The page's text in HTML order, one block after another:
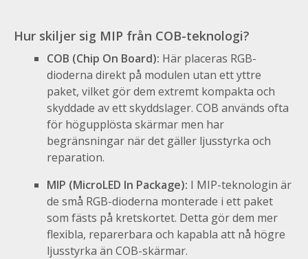
Hur skiljer sig MIP från COB-teknologi?
COB (Chip On Board): Här placeras RGB-
dioderna direkt på modulen utan ett yttre
paket, vilket gör dem extremt kompakta och
skyddade av ett skyddslager. COB används ofta
för högupplösta skärmar men har
begränsningar när det gäller ljusstyrka och
reparation.
MIP (MicroLED In Package): I MIP-teknologin är
de små RGB-dioderna monterade i ett paket
som fästs på kretskortet. Detta gör dem mer
flexibla, reparerbara och kapabla att nå högre
ljusstyrka än COB-skärmar.